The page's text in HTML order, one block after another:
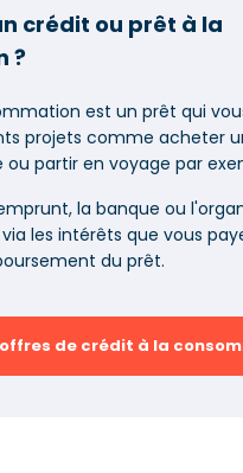
crédit ou prêt à la
?
est un prêt qui
projets comme acheter
partir en voyage par
la banque ou
les intérêts que vous
du prêt.
de crédit à la